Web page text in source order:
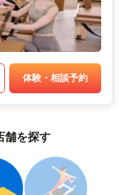
体験・相談予約
舗を探す